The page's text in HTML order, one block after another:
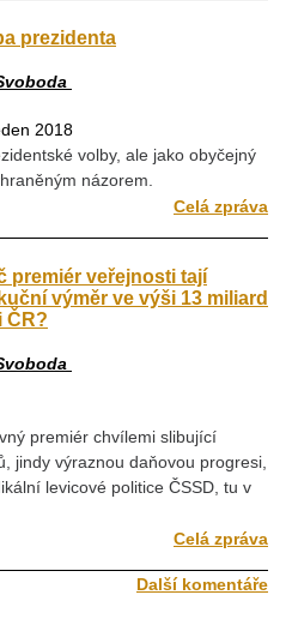
prezidenta
2018
volby, ale jako obyčejný
názorem.
Celá zpráva
premiér veřejnosti tají
výměr ve výši 13 miliard
ČR?
premiér chvílemi slibující
jindy výraznou daňovou progresi,
levicové politice ČSSD, tu v
Celá zpráva
Další komentáře